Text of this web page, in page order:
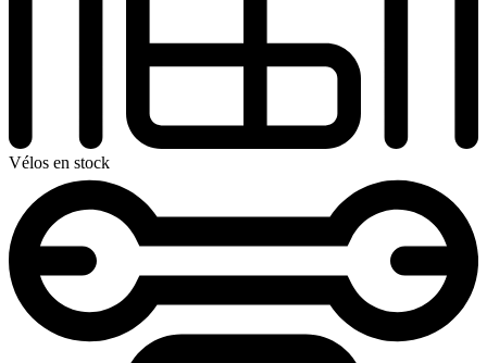
Vélos en stock